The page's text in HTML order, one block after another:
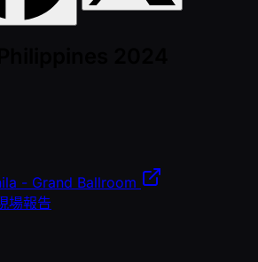
- Grand Ballroom
場報告